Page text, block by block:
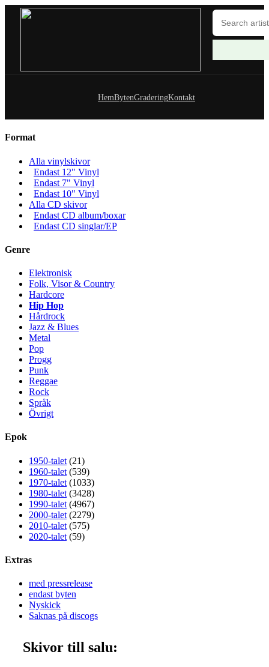
HemBytenGraderingKontakt
Format
Alla vinylskivor
Endast 12" Vinyl
Endast 7" Vinyl
Endast 10" Vinyl
Alla CD skivor
Endast CD album/boxar
Endast CD singlar/EP
Genre
Elektronisk
Folk, Visor & Country
Hardcore
Hip Hop
Hårdrock
Jazz & Blues
Metal
Pop
Progg
Punk
Reggae
Rock
Språk
Övrigt
Epok
1950-talet (21)
1960-talet (539)
1970-talet (1033)
1980-talet (3428)
1990-talet (4967)
2000-talet (2279)
2010-talet (575)
2020-talet (59)
Extras
med pressrelease
endast byten
Nyskick
Saknas på discogs
Skivor till salu: